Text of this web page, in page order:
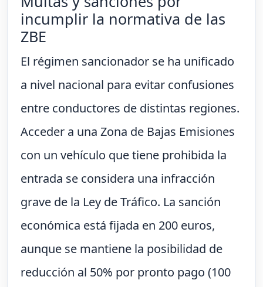
incumplir la normativa de las
ZBE
El régimen sancionador se ha unificado
a nivel nacional para evitar confusiones
entre conductores de distintas regiones.
Acceder a una Zona de Bajas Emisiones
con un vehículo que tiene prohibida la
entrada se considera una infracción
grave de la Ley de Tráfico. La sanción
económica está fijada en 200 euros,
aunque se mantiene la posibilidad de
reducción al 50% por pronto pago (100